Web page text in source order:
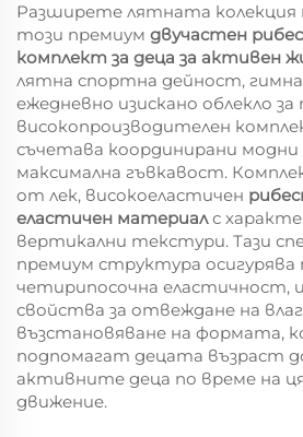
Разширете лятната колекция
този премиум двучастен
комплект за деца за активен
лятна спортна дейност,
ежедневно изискано облекло
високопроизводителен
съчетава координирани
максимална гъвкавост.
от лек, високоеластичен
еластичен материалс
вертикални текстури. Тази
премиум структура осигурява
четирипосочна еластичност,
свойства за отвеждане на
възстановяване на формата,
подпомагат децата възраст
активните деца по време на
движение.